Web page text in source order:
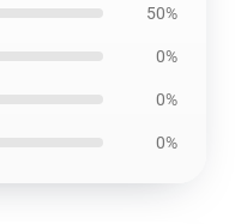
50%
0%
0%
0%